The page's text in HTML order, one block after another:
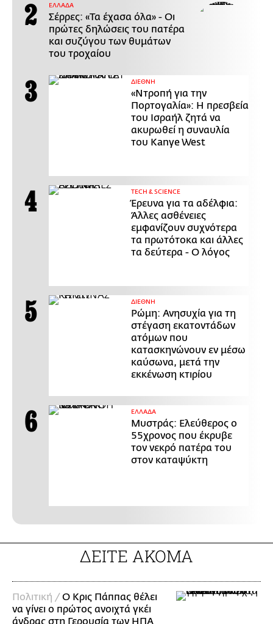
ΕΛΛΑΔΑ
Σέρρες: «Τα έχασα όλα» - Οι
πρώτες δηλώσεις του πατέρα
και συζύγου των θυμάτων
του τροχαίου
ΔΙΕΘΝΗ
«Ντροπή για την
Πορτογαλία»: Η πρεσβεία
του Ισραήλ ζητά να
ακυρωθεί η συναυλία
του Kanye West
ΤECH & SCIENCE
Έρευνα για τα αδέλφια:
Άλλες ασθένειες
εμφανίζουν συχνότερα
τα πρωτότοκα και άλλες
τα δεύτερα - Ο λόγος
ΔΙΕΘΝΗ
Ρώμη: Ανησυχία για τη
στέγαση εκατοντάδων
ατόμων που
κατασκηνώνουν εν μέσω
καύσωνα, μετά την
εκκένωση κτιρίου
ΕΛΛΑΔΑ
Μυστράς: Ελεύθερος ο
55χρονος που έκρυβε
τον νεκρό πατέρα του
στον καταψύκτη
ΔΕΙΤΕ ΑΚΟΜΑ
Πολιτική /Ο Κρις Πάππας θέλει
να γίνει ο πρώτος ανοιχτά γκέι
άνδρας στη Γερουσία των ΗΠΑ